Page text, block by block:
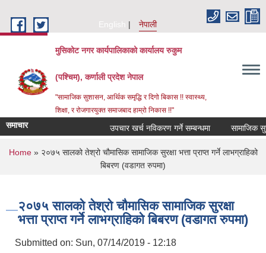
English
नेपाली
मुसिकोट नगर कार्यपालिकाको कार्यालय रुकुम
(पश्चिम), कर्णाली प्रदेश नेपाल
"सामाजिक सुशासन, आर्थिक समृद्धि र दिगो बिकास !! स्वास्थ्य,
शिक्षा, र रोजगारयुक्त समाजबाद हाम्रो निकास !!"
समाचार उपचार खर्च नविकरण गर्ने सम्बन्धमा
You are here
Home» २०७५ सालको तेश्रो चौमासिक सामाजिक सुरक्षा भत्ता प्राप्त गर्ने लाभग्राहिको
बिबरण (वडागत रुपमा)
२०७५ सालको तेश्रो चौमासिक सामाजिक सुरक्षा
भत्ता प्राप्त गर्ने लाभग्राहिको बिबरण (वडागत रुपमा)
Submitted on: Sun, 07/14/2019 - 12:18